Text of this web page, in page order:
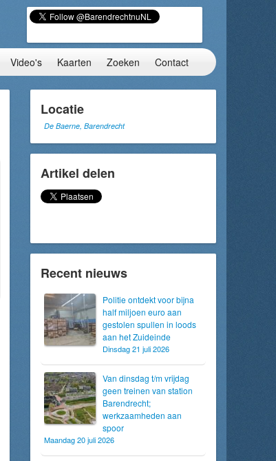
Video's Kaarten Zoeken Contact
Locatie
De Baerne, Barendrecht
Artikel delen
Recent nieuws
Politie ontdekt voor bijna
half miljoen euro aan
gestolen spullen in loods
aan het Zuideinde
Dinsdag 21 juli 2026
Van dinsdag t/m vrijdag
geen treinen van station
Barendrecht;
werkzaamheden aan
spoor
Maandag 20 juli 2026